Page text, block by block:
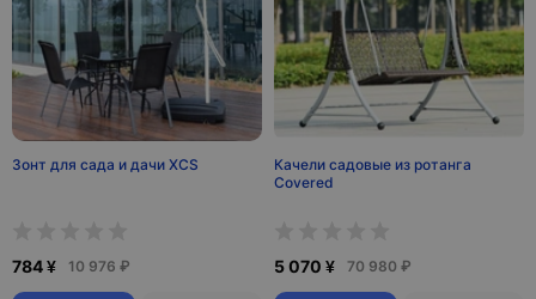
Зонт для сада и дачи XCS
784 ¥ 10 976 ₽
Качели садовые из ротанга
Covered
5 070 ¥ 70 980 ₽